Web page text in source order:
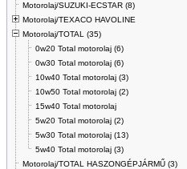
Motorolaj/SUZUKI-ECSTAR (8)
Motorolaj/TEXACO HAVOLINE
Motorolaj/TOTAL (35)
0w20 Total motorolaj (6)
0w30 Total motorolaj (6)
10w40 Total motorolaj (3)
10w50 Total motorolaj (2)
15w40 Total motorolaj
5w20 Total motorolaj (2)
5w30 Total motorolaj (13)
5w40 Total motorolaj (3)
Motorolaj/TOTAL HASZONGÉPJÁRMŰ (3)